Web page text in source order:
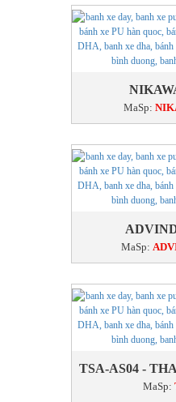
MaSp:
MaSp:
TSA-AS04 -
MaSp: